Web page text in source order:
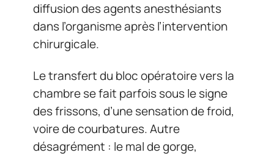
diffusion des agents anesthésiants
dans l’organisme après l’intervention
chirurgicale.
Le transfert du bloc opératoire vers la
chambre se fait parfois sous le signe
des frissons, d’une sensation de froid,
voire de courbatures. Autre
désagrément : le mal de gorge,